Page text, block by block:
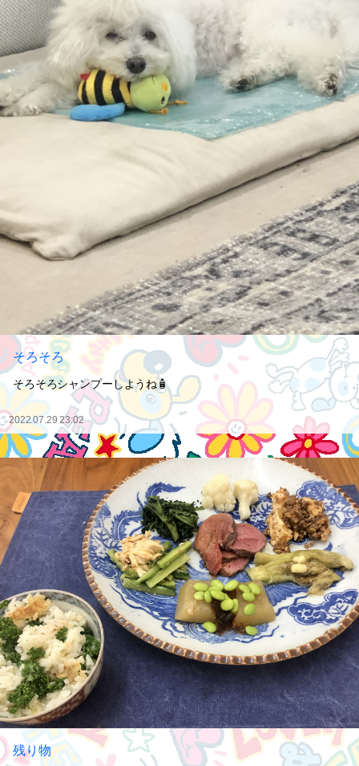
そろそろ
そろそろシャンプーしようね🧴
2022.07.29 23:02
残り物